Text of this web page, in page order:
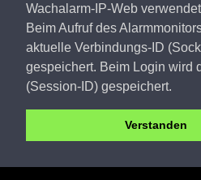
Wachalarm-IP-Web
Beim Aufruf des
aktuelle Verbindungs-ID
gespeichert. Beim Login wird
(Session-ID) gespeichert.
Verstanden
SPN FW